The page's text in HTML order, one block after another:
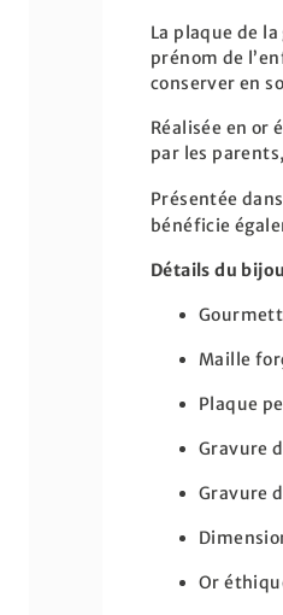
La plaque de
prénom de
conserver en
Réalisée en
par les
Présentée
bénéficie
Détails du
Maille
Plaque
Gravure
Gravure
Or